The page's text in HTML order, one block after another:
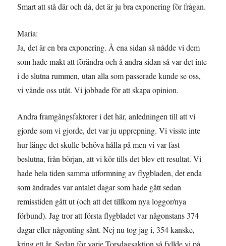
Smart att stå där och då, det är ju bra exponering för frågan.
Maria:
Ja, det är en bra exponering. Å ena sidan så nådde vi dem
som hade makt att förändra och å andra sidan så var det inte
i de slutna rummen, utan alla som passerade kunde se oss,
vi vände oss utåt. Vi jobbade för att skapa opinion.
Andra framgångsfaktorer i det här, anledningen till att vi
gjorde som vi gjorde, det var ju upprepning. Vi visste inte
hur länge det skulle behöva hålla på men vi var fast
beslutna, från början, att vi kör tills det blev ett resultat. Vi
hade hela tiden samma utformning av flygbladen, det enda
som ändrades var antalet dagar som hade gått sedan
remisstiden gått ut (och att det tillkom nya loggor/nya
förbund). Jag tror att första flygbladet var någonstans 374
dagar eller någonting sånt. Nej nu tog jag i, 354 kanske,